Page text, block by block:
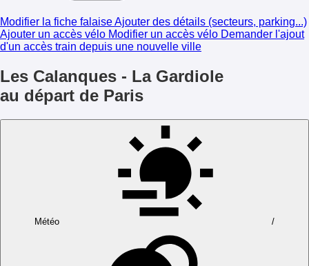
Modifier la fiche falaiseAjouter des détails (secteurs, parking...)
Ajouter un accès vélo Modifier un accès vélo Demander l'ajout
d'un accès train depuis une nouvelle ville
Les Calanques - La Gardiole
au départ de Paris
Météo /